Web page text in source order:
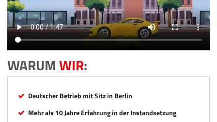
WARUMWIR:
Deutscher Betrieb mit Sitz in Berlin
Mehr als 10 Jahre Erfahrung in der Instandsetzung